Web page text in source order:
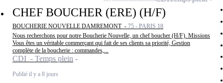
CHEF BOUCHER (ERE) (H/F)
BOUCHERIE NOUVELLE DAMREMONT - 75 - PARIS 18
Nous recherchons pour notre Boucherie Nouvelle, un chef boucher (H/F). Missions
Vous êtes un véritable commerçant qui fait de ses clients sa priorité, Gestion
complète de la boucherie : commandes,...
CDI - Temps plein
Publié il y a 8 jours